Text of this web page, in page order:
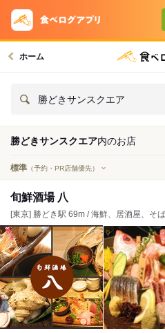
ホーム
勝どきサンスクエア
勝どきサンスクエア内のお店
標準 （予約・PR店舗優先）
旬鮮酒場 八
[東京] 勝どき駅 69m / 海鮮、居酒屋、そば